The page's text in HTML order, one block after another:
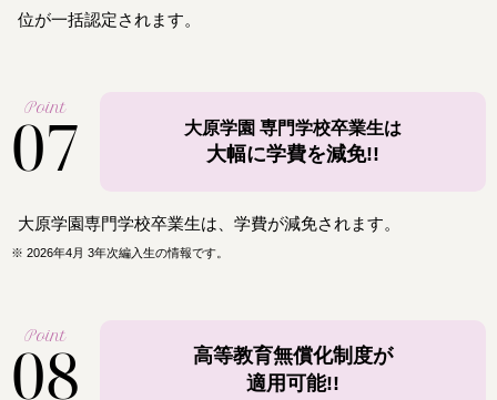
位が一括認定されます。
Point
07 大原学園 専門学校卒業生は
大幅に学費を減免!!
大原学園専門学校卒業生は、学費が減免されます。
※ 2026年4月 3年次編入生の情報です。
Point
08
高等教育無償化制度が
適用可能!!